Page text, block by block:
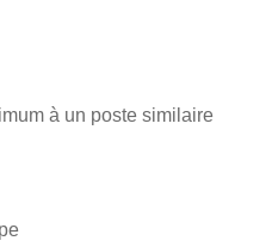
à un poste similaire